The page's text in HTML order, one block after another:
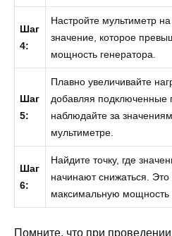
Шаг
4:
Настройте мультиметр
значение, которое
мощность генератора.
Шаг
5:
Плавно увеличивайте
добавляя подключенные
наблюдайте за
мультиметре.
Шаг
6:
Найдите точку, где
начинают снижаться. Это
максимальную мощность
Помните, что при